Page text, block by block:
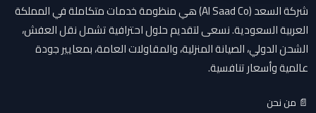
شركة السعد (Al Saad Co) هي منظومة خدمات متكاملة في المملكة
العربية السعودية. نسعى لتقديم حلول احترافية تشمل نقل العفش،
الشحن الدولي، الصيانة المنزلية، والمقاولات العامة، بمعايير جودة
عالمية وأسعار تنافسية.
📄 من نحن